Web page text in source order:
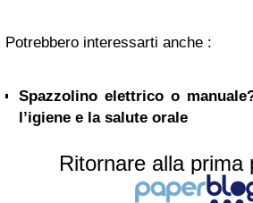
Potrebbero interessarti anche :
Spazzolino elettrico o
l’igiene e la salute orale
Ritornare alla prima